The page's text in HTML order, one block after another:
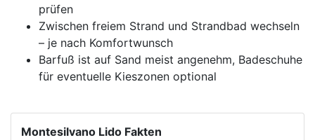
prüfen
Zwischen freiem Strand und Strandbad wechseln
– je nach Komfortwunsch
Barfuß ist auf Sand meist angenehm, Badeschuhe
für eventuelle Kieszonen optional
Montesilvano Lido Fakten